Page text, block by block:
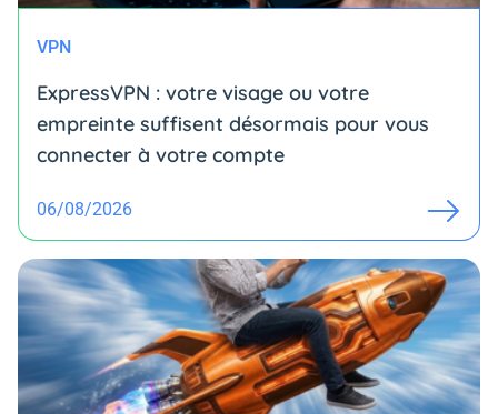
VPN
ExpressVPN : votre visage ou votre
empreinte suffisent désormais pour vous
connecter à votre compte
06/08/2026